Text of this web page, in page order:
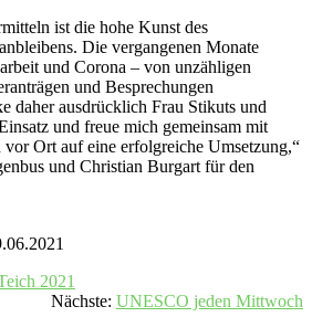
ist die hohe Kunst des
Die vergangenen Monate
und Corona – von unzähligen
und Besprechungen
daher ausdrücklich Frau Stikuts und
und freue mich gemeinsam mit
Ort auf eine erfolgreiche Umsetzung,“
und Christian Burgart für den
2021
Nächste: UNESCO jeden Mittwoch